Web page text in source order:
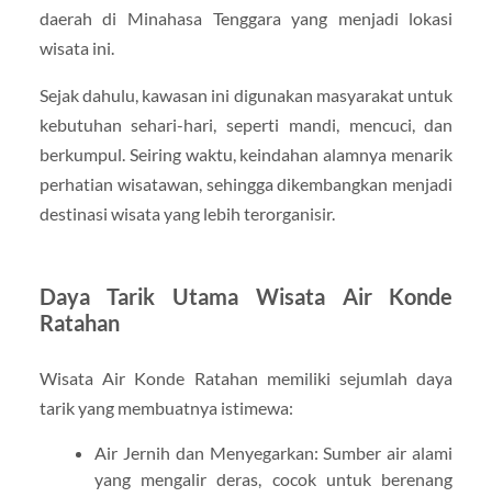
daerah di Minahasa Tenggara yang menjadi lokasi
wisata ini.
Sejak dahulu, kawasan ini digunakan masyarakat untuk
kebutuhan sehari-hari, seperti mandi, mencuci, dan
berkumpul. Seiring waktu, keindahan alamnya menarik
perhatian wisatawan, sehingga dikembangkan menjadi
destinasi wisata yang lebih terorganisir.
Daya Tarik Utama Wisata Air Konde
Ratahan
Wisata Air Konde Ratahan memiliki sejumlah daya
tarik yang membuatnya istimewa:
Air Jernih dan Menyegarkan: Sumber air alami
yang mengalir deras, cocok untuk berenang